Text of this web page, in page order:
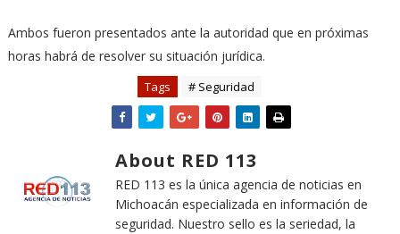
Ambos fueron presentados ante la autoridad que en próximas
horas habrá de resolver su situación jurídica.
Tags # Seguridad
About RED 113
RED 113 es la única agencia de noticias en
Michoacán especializada en información de
seguridad. Nuestro sello es la seriedad, la